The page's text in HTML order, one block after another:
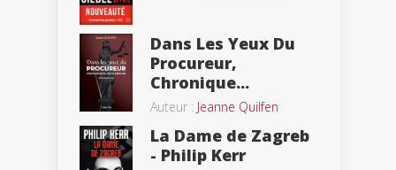
Dans Les Yeux Du
Procureur,
Chronique...
Auteur : Jeanne Quilfen
La Dame de Zagreb
- Philip Kerr